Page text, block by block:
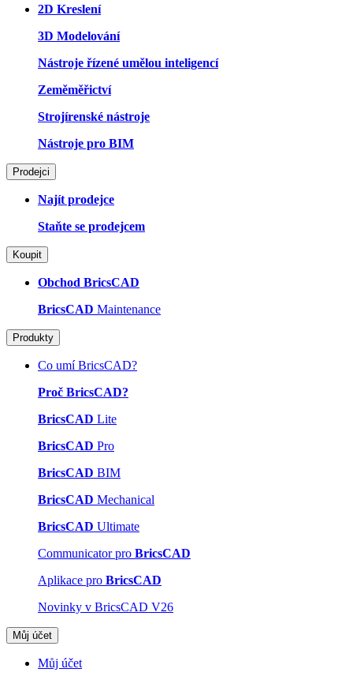
2D Kreslení
3D Modelování
Nástroje řízené umělou inteligencí
Zeměměřictví
Strojírenské nástroje
Nástroje pro BIM
Prodejci
Najít prodejce
Staňte se prodejcem
Koupit
Obchod BricsCAD
BricsCAD Maintenance
Produkty
Co umí BricsCAD?
Proč BricsCAD?
BricsCAD Lite
BricsCAD Pro
BricsCAD BIM
BricsCAD Mechanical
BricsCAD Ultimate
Communicator pro BricsCAD
Aplikace pro BricsCAD
Novinky v BricsCAD V26
Můj účet
Můj účet